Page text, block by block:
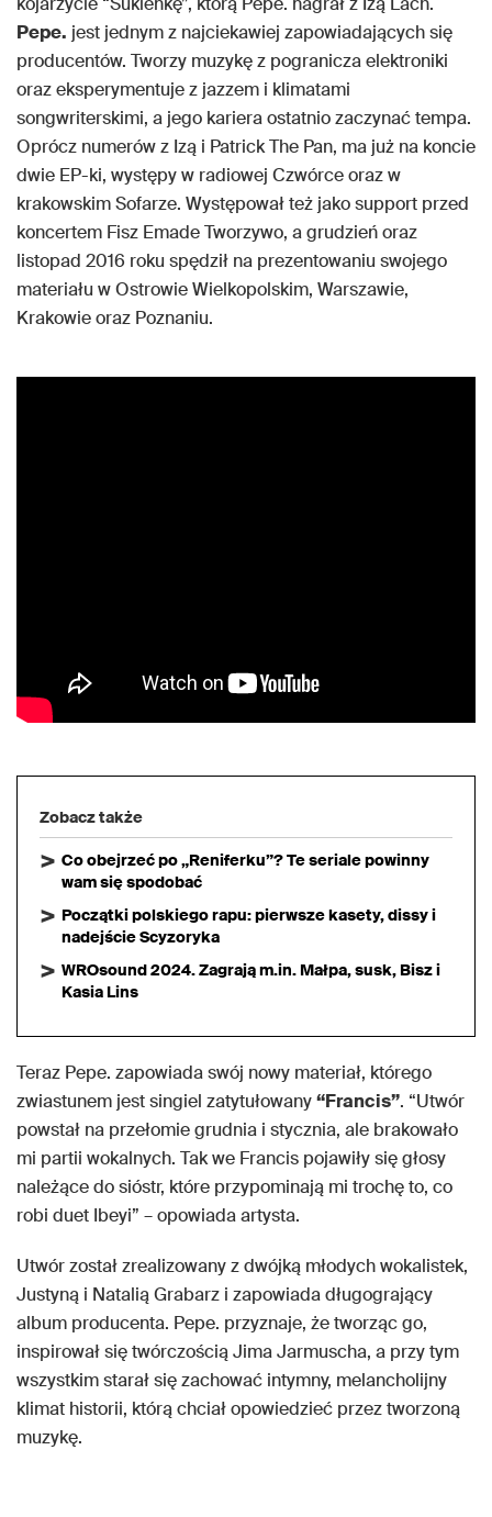
Pepe. jest jednym z najciekawiej zapowiadających się
producentów. Tworzy muzykę z pogranicza elektroniki
oraz eksperymentuje z jazzem i klimatami
songwriterskimi, a jego kariera ostatnio zaczynać tempa.
Oprócz numerów z Izą i Patrick The Pan, ma już na koncie
dwie EP-ki, występy w radiowej Czwórce oraz w
krakowskim Sofarze. Występował też jako support przed
koncertem Fisz Emade Tworzywo, a grudzień oraz
listopad 2016 roku spędził na prezentowaniu swojego
materiału w Ostrowie Wielkopolskim, Warszawie,
Krakowie oraz Poznaniu.
Zobacz także
Co obejrzeć po „Reniferku”? Te seriale powinny
wam się spodobać
Początki polskiego rapu: pierwsze kasety, dissy i
nadejście Scyzoryka
WROsound 2024. Zagrają m.in. Małpa, susk, Bisz i
Kasia Lins
Teraz Pepe. zapowiada swój nowy materiał, którego
zwiastunem jest singiel zatytułowany“Francis”. “Utwór
powstał na przełomie grudnia i stycznia, ale brakowało
mi partii wokalnych. Tak we Francis pojawiły się głosy
należące do sióstr, które przypominają mi trochę to, co
robi duet Ibeyi” – opowiada artysta.
Utwór został zrealizowany z dwójką młodych wokalistek,
Justyną i Natalią Grabarz i zapowiada długogrający
album producenta. Pepe. przyznaje, że tworząc go,
inspirował się twórczością Jima Jarmuscha, a przy tym
wszystkim starał się zachować intymny, melancholijny
klimat historii, którą chciał opowiedzieć przez tworzoną
muzykę.